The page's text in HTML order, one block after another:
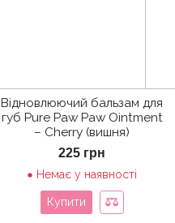
Відновлюючий бальзам для
губ Pure Paw Paw Ointment
– Cherry (вишня)
225 грн
Немає у наявності
Купити